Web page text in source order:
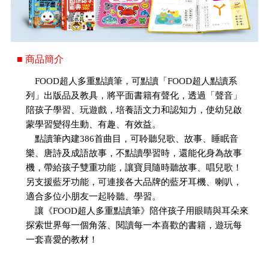
■ 商品簡介
FOOD超人多重點讀筆，可點讀「FOOD超人點讀系
列」出版品及教具，將平面書籍有聲化，透過「聲音」
陪孩子學習、玩遊戲，培養語文力和認知力，使幼兒啟
蒙學習變得生動、有趣、有效益。
點讀筆內建386首曲目，可聆聽兒歌、故事、睡眠音
樂、唐詩及成語故事，不點讀學習時，還能化身為故事
機，帶給孩子雙重功能，讓寶貝隨時聽故事、唱兒歌！
另支援藍牙功能，可連接各大品牌的藍牙耳機、喇叭，
適合多位小朋友一起聆聽、學習。
讓《FOOD超人多重點讀筆》陪伴孩子用眼睛與耳朵來
探索世界每一個角落、閱讀每一本喜歡的書籍，遊玩每
一套喜愛的教材！